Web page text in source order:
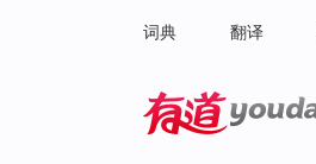
词典 翻译